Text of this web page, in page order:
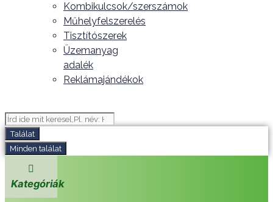
Kombikulcsok/szerszámok
Műhelyfelszerelés
Tisztítószerek
Üzemanyag
adalék
Reklámajándékok
Search
Találat
Minden találat
Kategóriák